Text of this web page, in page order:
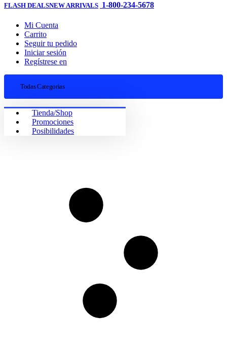
FLASH DEALSNEW ARRIVALS 1-800-234-5678
Mi Cuenta
Carrito
Seguir tu pedido
Iniciar sesión
Regístrese en
Todas Categorias
Tienda/Shop
Promociones
Posibilidades